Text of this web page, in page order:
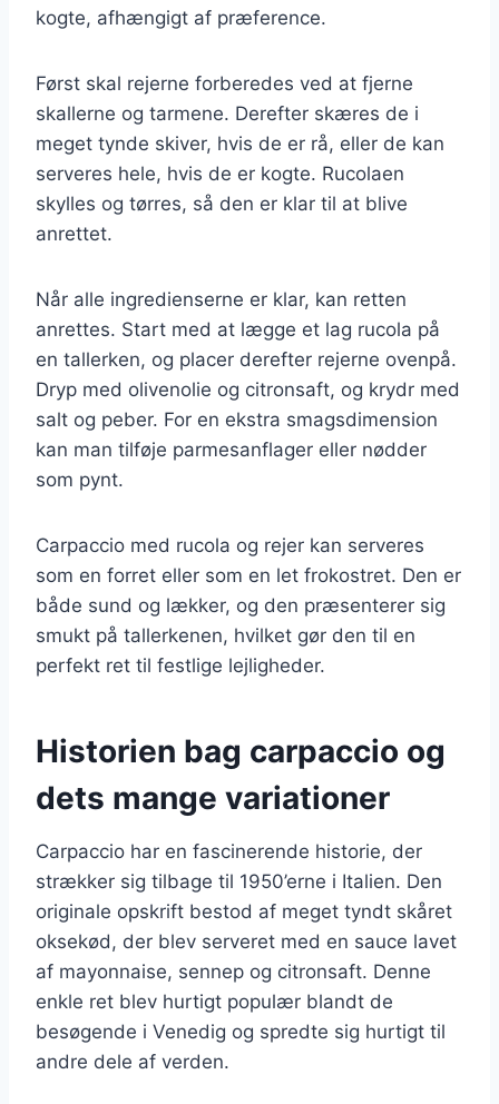
kogte, afhængigt af præference.
Først skal rejerne forberedes ved at fjerne
skallerne og tarmene. Derefter skæres de i
meget tynde skiver, hvis de er rå, eller de kan
serveres hele, hvis de er kogte. Rucolaen
skylles og tørres, så den er klar til at blive
anrettet.
Når alle ingredienserne er klar, kan retten
anrettes. Start med at lægge et lag rucola på
en tallerken, og placer derefter rejerne ovenpå.
Dryp med olivenolie og citronsaft, og krydr med
salt og peber. For en ekstra smagsdimension
kan man tilføje parmesanflager eller nødder
som pynt.
Carpaccio med rucola og rejer kan serveres
som en forret eller som en let frokostret. Den er
både sund og lækker, og den præsenterer sig
smukt på tallerkenen, hvilket gør den til en
perfekt ret til festlige lejligheder.
Historien bag carpaccio og
dets mange variationer
Carpaccio har en fascinerende historie, der
strækker sig tilbage til 1950’erne i Italien. Den
originale opskrift bestod af meget tyndt skåret
oksekød, der blev serveret med en sauce lavet
af mayonnaise, sennep og citronsaft. Denne
enkle ret blev hurtigt populær blandt de
besøgende i Venedig og spredte sig hurtigt til
andre dele af verden.